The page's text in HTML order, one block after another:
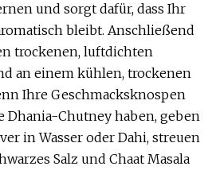
und sorgt dafür, dass Ihr
bleibt. Anschließend
trockenen, luftdichten
an einem kühlen, trockenen
Ihre Geschmacksknospen
Dhania-Chutney haben, geben
in Wasser oder Dahi, streuen
Salz und Chaat Masala